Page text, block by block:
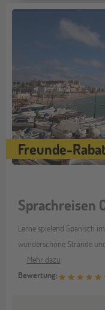
Freunde-
Sprachreisen
Lerne spielend Spanisch
wunderschöne Strände
Mehr dazu
Bewertung: